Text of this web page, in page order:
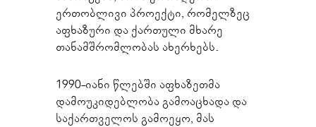
ერთობლივი პროექტი, რომელზეც
აფხაზური და ქართული მხარე
თანამშრომლობას ახერხებს.
1990-იანი წლებში აფხაზეთმა
დამოუკიდებლობა გამოაცხადა და
საქართველოს გამოეყო, მას